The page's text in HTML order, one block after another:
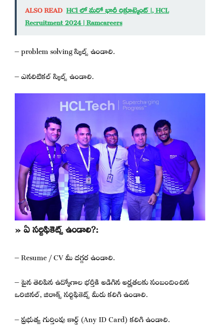
ALSO READ HCl లో మరో భారీ రిక్రూట్మెంట్ |, HCL
Recruitment 2024 | Ramcareers
– problem solving స్కిల్స్ ఉండాలి.
– ఎనలిటికల్ స్కిల్స్ ఉండాలి.
» ఏ సర్టిఫికెట్స్ ఉండాలి?:
– Resume / CV మీ దగ్గర ఉండాలి.
– పైన తెలిపిన ఉద్యోగాల భర్తీకి అడిగిన అర్హతలకు సంబందించిన
ఒరిజినల్, జిరాక్స్ సర్టిఫికెట్స్ మీరు కలిగి ఉండాలి.
– ప్రభుత్వ గుర్తింపు కార్డ్ (Any ID Card) కలిగి ఉండాలి.